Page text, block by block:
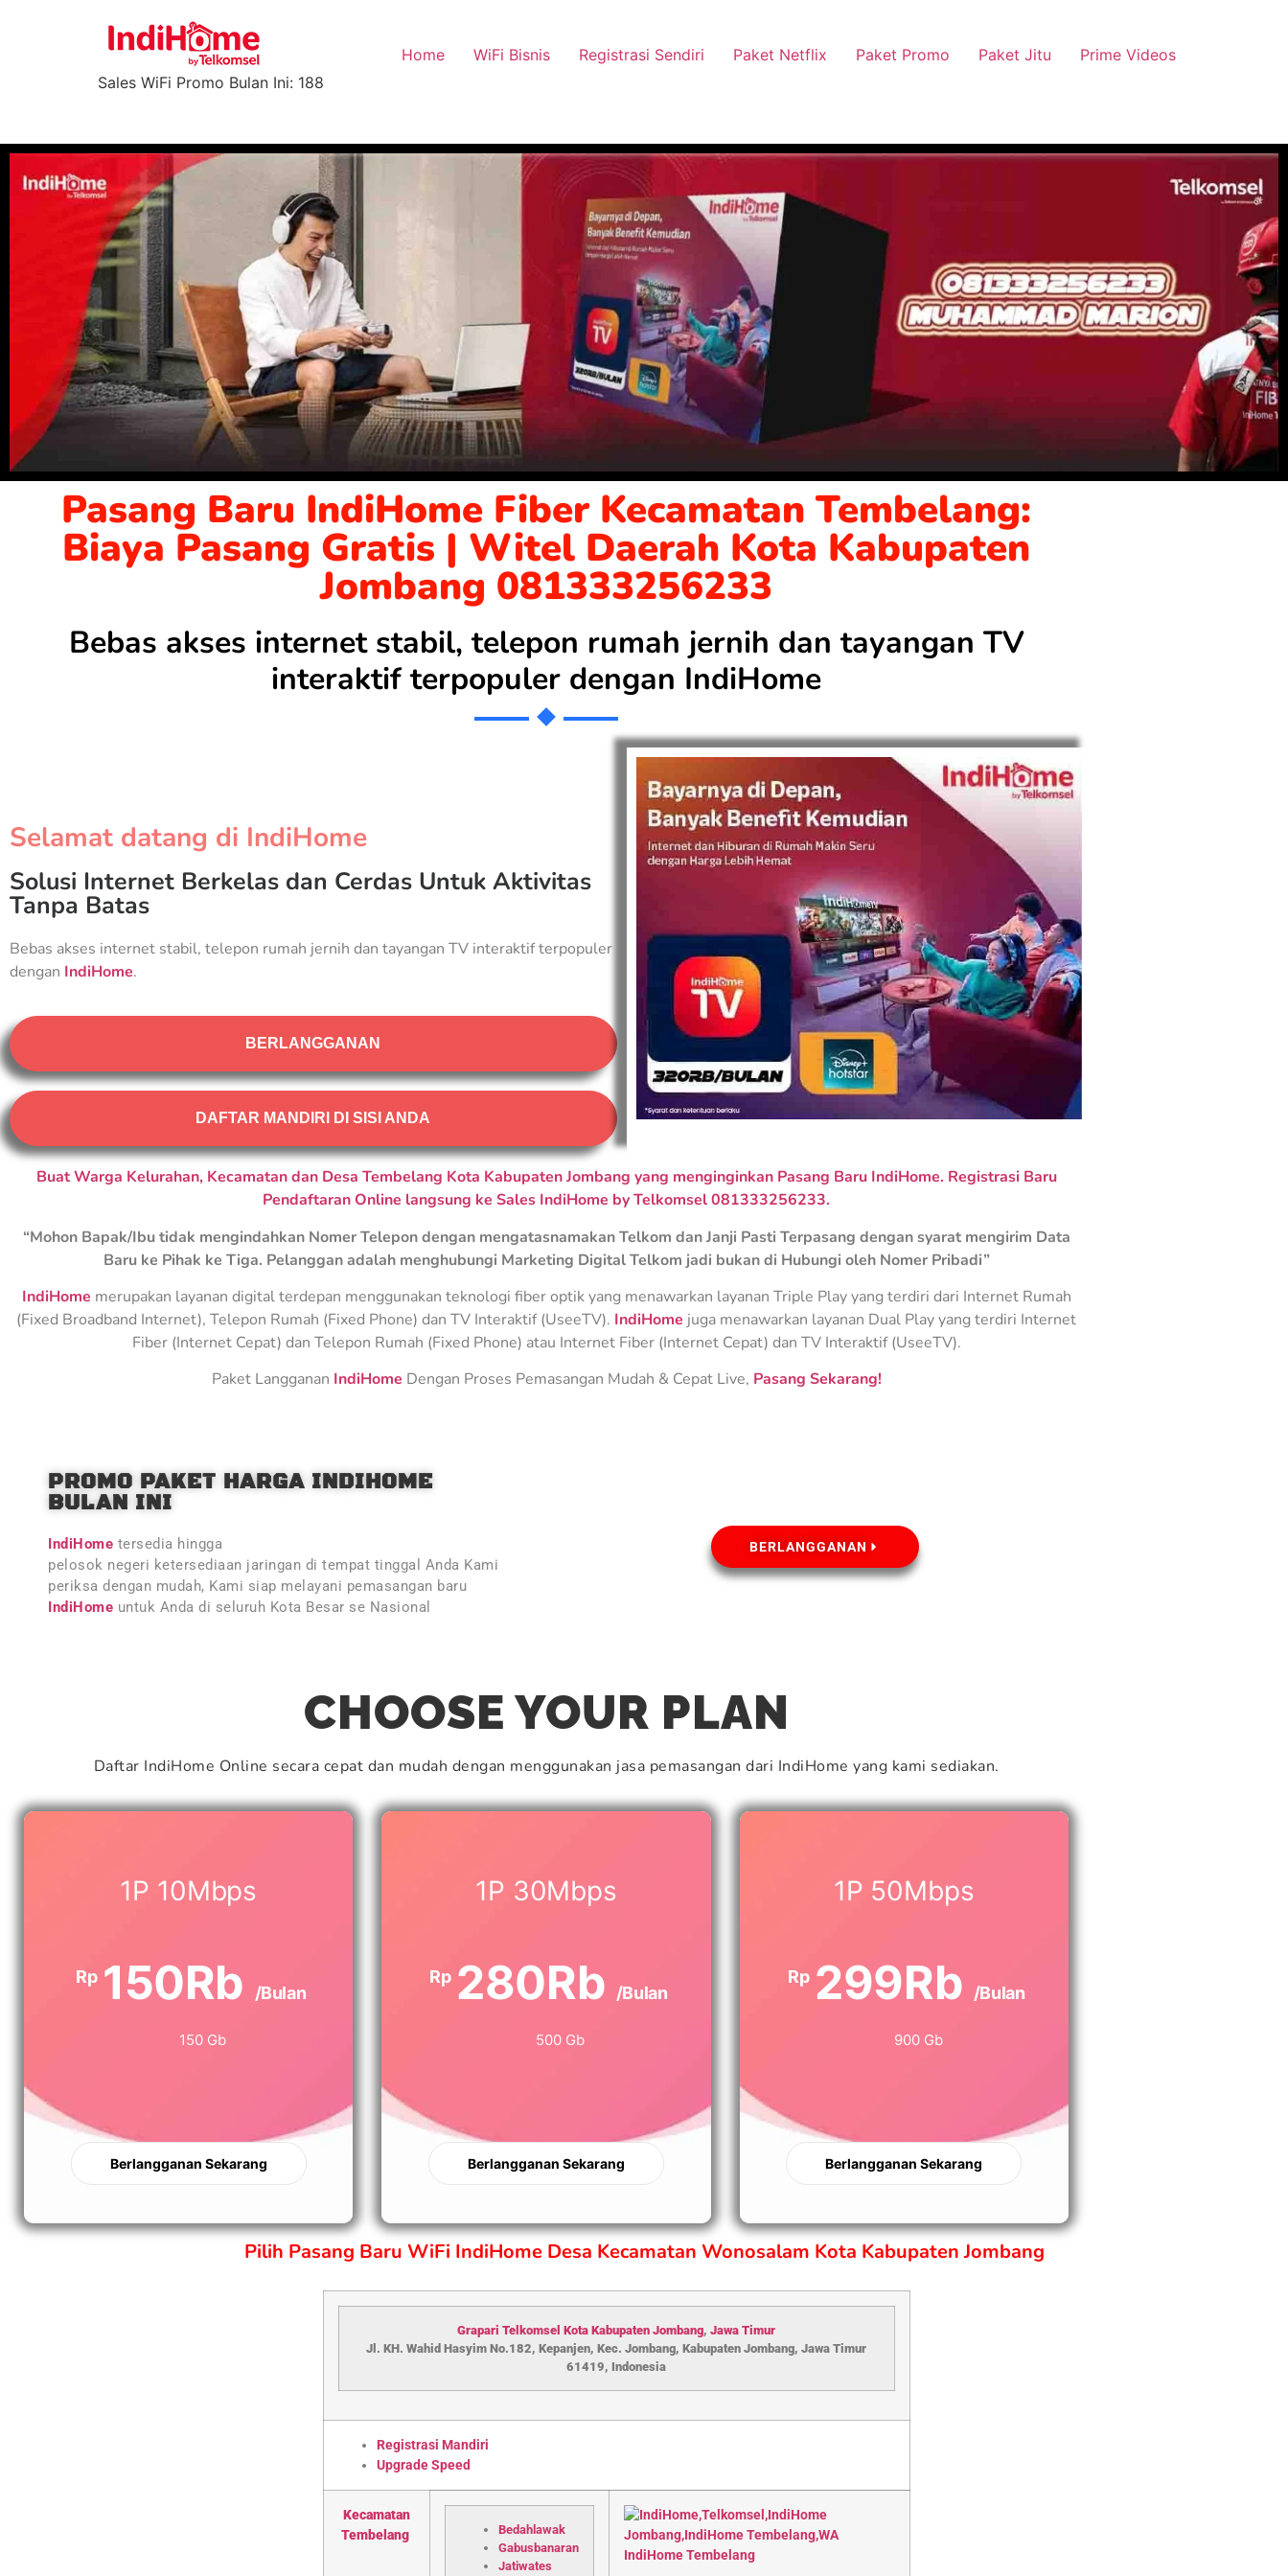
Sales WiFi Promo Bulan Ini: 188
Home WiFi Bisnis Registrasi Sendiri Paket Netflix Paket Promo Paket Jitu Prime Videos
Pasang Baru IndiHome Fiber Kecamatan Tembelang:
Biaya Pasang Gratis | Witel Daerah Kota Kabupaten
Jombang 081333256233
Bebas akses internet stabil, telepon rumah jernih dan tayangan TV
interaktif terpopuler dengan IndiHome
Selamat datang di IndiHome
Solusi Internet Berkelas dan Cerdas Untuk Aktivitas
Tanpa Batas
Bebas akses internet stabil, telepon rumah jernih dan tayangan TV interaktif terpopuler
dengan IndiHome.
BERLANGGANAN
DAFTAR MANDIRI DI SISI ANDA
Buat Warga Kelurahan, Kecamatan dan Desa Tembelang Kota Kabupaten Jombang yang menginginkan Pasang Baru IndiHome. Registrasi Baru
Pendaftaran Online langsung ke Sales IndiHome by Telkomsel 081333256233.
“Mohon Bapak/Ibu tidak mengindahkan Nomer Telepon dengan mengatasnamakan Telkom dan Janji Pasti Terpasang dengan syarat mengirim Data
Baru ke Pihak ke Tiga. Pelanggan adalah menghubungi Marketing Digital Telkom jadi bukan di Hubungi oleh Nomer Pribadi”
IndiHome merupakan layanan digital terdepan menggunakan teknologi fiber optik yang menawarkan layanan Triple Play yang terdiri dari Internet Rumah
(Fixed Broadband Internet), Telepon Rumah (Fixed Phone) dan TV Interaktif (UseeTV). IndiHome juga menawarkan layanan Dual Play yang terdiri Internet
Fiber (Internet Cepat) dan Telepon Rumah (Fixed Phone) atau Internet Fiber (Internet Cepat) dan TV Interaktif (UseeTV).
Paket Langganan IndiHome Dengan Proses Pemasangan Mudah & Cepat Live, Pasang Sekarang!
PROMO PAKET HARGA INDIHOME
BULAN INI
IndiHome tersedia hingga
pelosok negeri ketersediaan jaringan di tempat tinggal Anda Kami
periksa dengan mudah, Kami siap melayani pemasangan baru
IndiHome untuk Anda di seluruh Kota Besar se Nasional
BERLANGGANAN
CHOOSE YOUR PLAN
Daftar IndiHome Online secara cepat dan mudah dengan menggunakan jasa pemasangan dari IndiHome yang kami sediakan.
1P 10Mbps
Rp 150Rb /Bulan
150 Gb
Berlangganan Sekarang
1P 30Mbps
Rp 280Rb /Bulan
500 Gb
Berlangganan Sekarang
1P 50Mbps
Rp 299Rb /Bulan
900 Gb
Berlangganan Sekarang
Pilih Pasang Baru WiFi IndiHome Desa Kecamatan Wonosalam Kota Kabupaten Jombang
Grapari Telkomsel Kota Kabupaten Jombang, Jawa Timur
Jl. KH. Wahid Hasyim No.182, Kepanjen, Kec. Jombang, Kabupaten Jombang, Jawa Timur
61419, Indonesia
Registrasi Mandiri
Upgrade Speed
Kecamatan
Tembelang
Bedahlawak
Gabusbanaran
Jatiwates